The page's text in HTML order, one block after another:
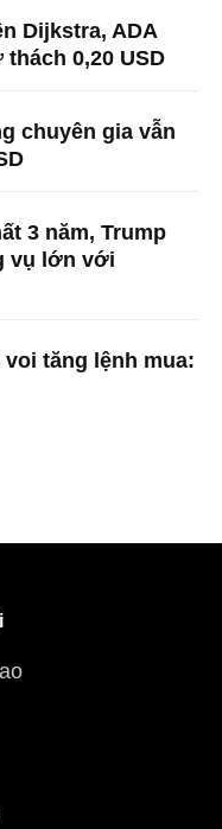
Dijkstra, ADA
0,20 USD
chuyên gia vẫn
3 năm, Trump
vụ lớn với
voi tăng lệnh mua: